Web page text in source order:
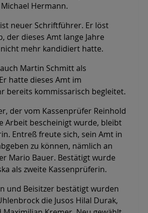
Hermann.
neuer Schriftführer. Er löst
der dieses Amt lange Jahre
mehr kandidiert hatte.
Martin Schmitt als
hatte dieses Amt im
bereits kommissarisch begleitet.
der vom Kassenprüfer Reinhold
Arbeit bescheinigt wurde, bleibt
Entreß freute sich, sein Amt in
zu können, nämlich an
Mario Bauer. Bestätigt wurde
als zweite Kassenprüferin.
und Beisitzer bestätigt wurden
die Jusos Hilal Durak,